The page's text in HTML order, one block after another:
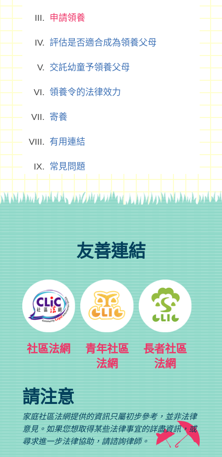
申請領養
評估是否適合成為領養父母
交託幼童予領養父母
領養令的法律效力
寄養
有用連結
常見問題
友善連結
社區法網
青年社區
法網
長者社區
法網
請注意
家庭社區法網提供的資訊只屬初步參考，並非法律
意見。如果您想取得某些法律事宜的詳盡資訊，或
尋求進一步法律協助，請諮詢律師。